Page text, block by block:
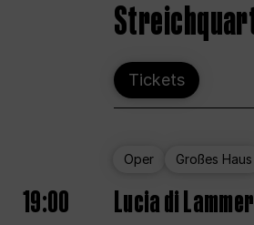
Tickets
Oper Großes Haus
19:00 Lucia di